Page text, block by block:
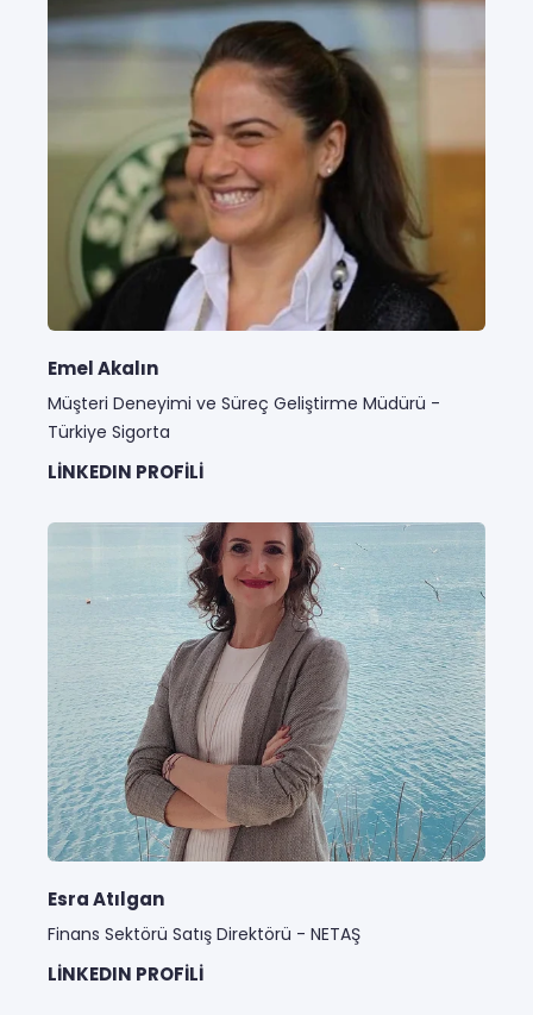
Emel Akalın
Müşteri Deneyimi ve Süreç Geliştirme Müdürü -
Türkiye Sigorta
LINKEDIN PROFILI
Esra Atılgan
Finans Sektörü Satış Direktörü - NETAŞ
LINKEDIN PROFILI